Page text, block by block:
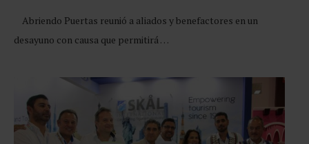
Abriendo Puertas reunió a aliados y benefactores en un
desayuno con causa que permitirá …